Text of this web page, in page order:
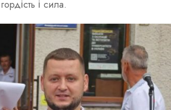
і сила.